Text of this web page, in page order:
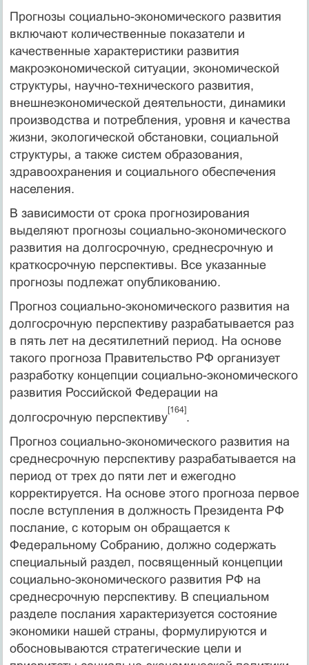
Прогнозы социально-экономического развития
включают количественные показатели и
качественные характеристики развития
макроэкономической ситуации, экономической
структуры, научно-технического развития,
внешнеэкономической деятельности, динамики
производства и потребления, уровня и качества
жизни, экологической обстановки, социальной
структуры, а также систем образования,
здравоохранения и социального обеспечения
населения.
В зависимости от срока прогнозирования
выделяют прогнозы социально-экономического
развития на долгосрочную, среднесрочную и
краткосрочную перспективы. Все указанные
прогнозы подлежат опубликованию.
Прогноз социально-экономического развития на
долгосрочную перспективу разрабатывается раз
в пять лет на десятилетний период. На основе
такого прогноза Правительство РФ организует
разработку концепции социально-экономического
развития Российской Федерации на
долгосрочную перспективу
[164]
.
Прогноз социально-экономического развития на
среднесрочную перспективу разрабатывается на
период от трех до пяти лет и ежегодно
корректируется. На основе этого прогноза первое
после вступления в должность Президента РФ
послание, с которым он обращается к
Федеральному Собранию, должно содержать
специальный раздел, посвященный концепции
социально-экономического развития РФ на
среднесрочную перспективу. В специальном
разделе послания характеризуется состояние
экономики нашей страны, формулируются и
обосновываются стратегические цели и